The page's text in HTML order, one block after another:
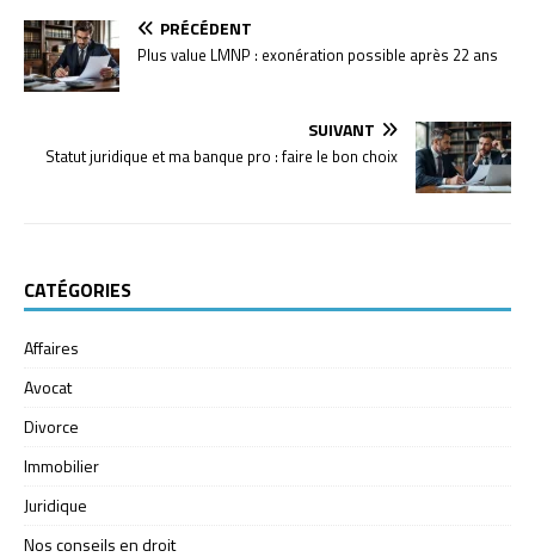
PRÉCÉDENT
Plus value LMNP : exonération possible après 22 ans
SUIVANT
Statut juridique et ma banque pro : faire le bon choix
CATÉGORIES
Affaires
Avocat
Divorce
Immobilier
Juridique
Nos conseils en droit